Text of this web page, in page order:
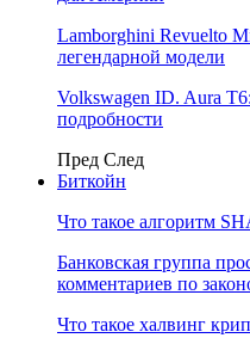
Lamborghini Revuelto
легендарной модели
Volkswagen ID. Aura
подробности
Пред След
Биткойн
Что такое алгоритм
Банковская группа
комментариев по
Что такое халвинг